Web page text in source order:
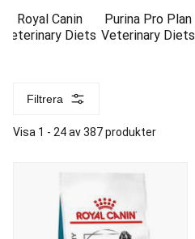
Royal Canin
Veterinary Diets
Purina Pro Plan
Veterinary Diets
Filtrera
Visa 1 - 24 av 387 produkter